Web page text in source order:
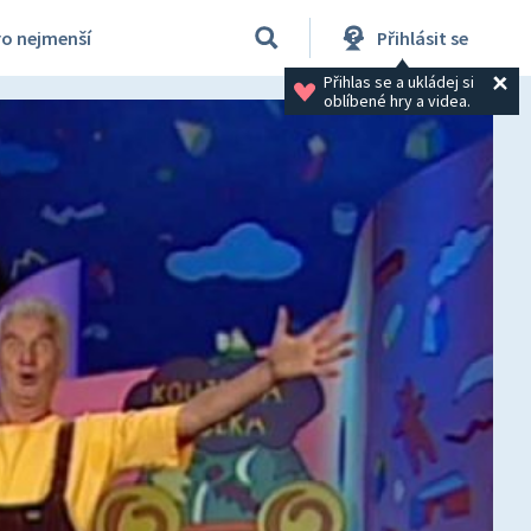
nejmenší Přihlásit se
Přihlas se a ukládej si
oblíbené hry a videa.